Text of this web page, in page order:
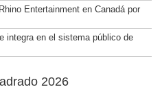
Entertainment en Canadá por
integra en el sistema público de